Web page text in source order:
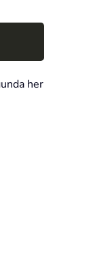
her